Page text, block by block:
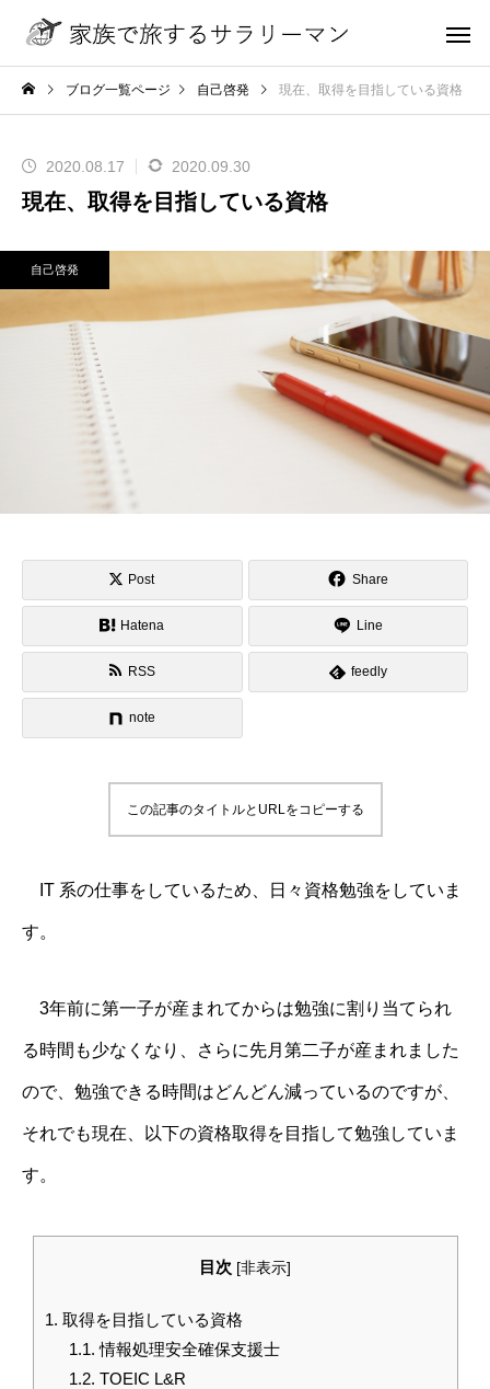
ブログ一覧ページ 自己啓発 現在、取得を目指している資格
2020.08.17 2020.09.30
現在、取得を目指している資格
自己啓発
Post Share
Hatena Line
RSS feedly
note
この記事のタイトルとURLをコピーする
IT 系の仕事をしているため、日々資格勉強をしていま
す。
3年前に第一子が産まれてからは勉強に割り当てられ
る時間も少なくなり、さらに先月第二子が産まれました
ので、勉強できる時間はどんどん減っているのですが、
それでも現在、以下の資格取得を目指して勉強していま
す。
目次 [非表示]
1. 取得を目指している資格
1.1. 情報処理安全確保支援士
1.2. TOEIC L&R